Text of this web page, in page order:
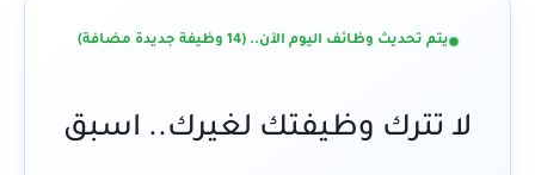
يتم تحديث وظائف اليوم الآن.. (14 وظيفة جديدة مضافة)
لا تترك وظيفتك لغيرك.. اسبق